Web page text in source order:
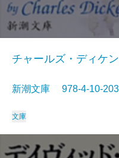
チャールズ・ディケ
新潮文庫 978-4-10-
文庫